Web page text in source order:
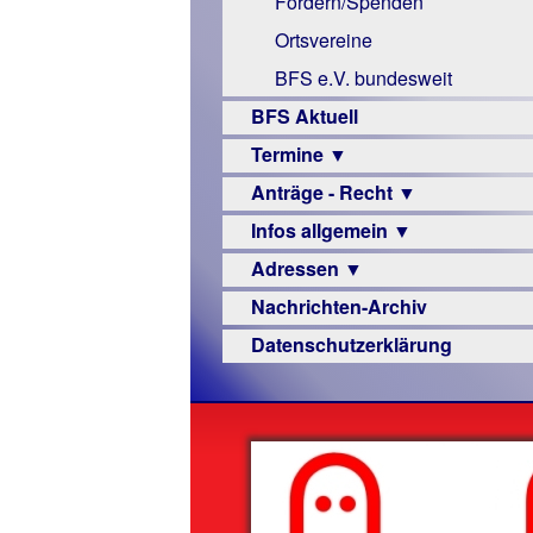
Links
Ortsvereine
BFS e.V. bundesweit
BFS Aktuell
Termine ▼
Veranstaltungsprogramme
Anträge - Recht ▼
Archiv
Urteile
Infos allgemein ▼
Sehbehinderung
Frühförderung
Schule
–
Beruf
Senioren
Hilfsmittel
Adressen ▼
Augenoptiker
Berufsbildungswerke
Hörbüchereien
Reha-
Nachrichten-Archiv
Datenschutzerklärung